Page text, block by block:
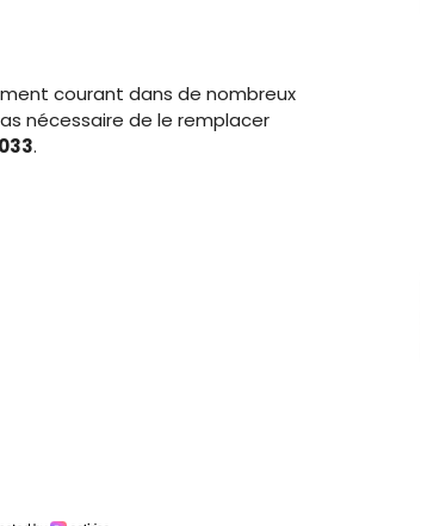
courant dans de nombreux
nécessaire de le remplacer
.